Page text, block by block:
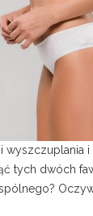
i
tych dwóch